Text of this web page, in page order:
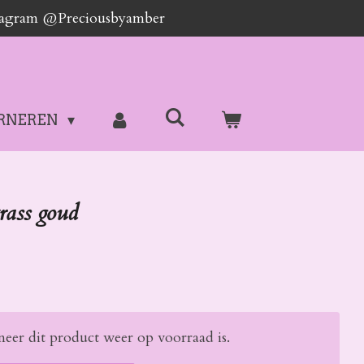
@Preciousbyamber
goud
dit product weer op voorraad is.